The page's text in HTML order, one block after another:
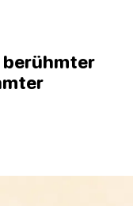
berühmter